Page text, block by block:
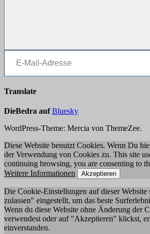
Suchen
E-Mail-Adresse
Translate
DieBedra auf Bluesky
WordPress-Theme: Mercia von ThemeZee.
Diese Website benutzt Cookies. Wenn Du
der Verwendung von Cookies zu. This site
continuing browsing, you are consenting to
Weitere Informationen
Akzeptieren
Die Cookie-Einstellungen auf dieser
zulassen" eingestellt, um das beste
Wenn du diese Website ohne Änderung der
verwendest oder auf "Akzeptieren" klickst,
einverstanden.